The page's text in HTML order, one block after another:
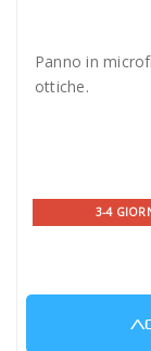
Panno in
ottiche.
3-4